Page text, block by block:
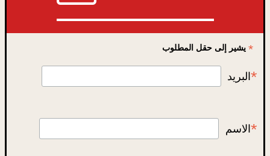
*يشير إلى حقل المطلوب
* البريد
*الاسم